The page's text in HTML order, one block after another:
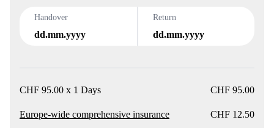
Handover
dd.mm.yyyy
Return
dd.mm.yyyy
CHF 95.00 x 1 Days CHF 95.00
Europe-wide comprehensive insurance CHF 12.50